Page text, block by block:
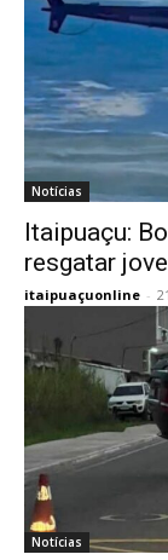
Notícias
Itaipuaçu:
resgatar
itaipuaçuonline -
Notícias